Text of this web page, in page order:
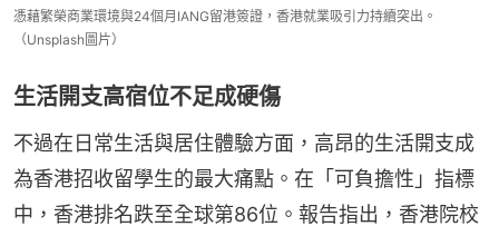
憑藉繁榮商業環境與24個月IANG留港簽證，香港就業吸引力持續突出。
（Unsplash圖片）
生活開支高宿位不足成硬傷
不過在日常生活與居住體驗方面，高昂的生活開支成
為香港招收留學生的最大痛點。在「可負擔性」指標
中，香港排名跌至全球第86位。報告指出，香港院校